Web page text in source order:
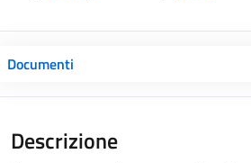
Documenti
Descrizione